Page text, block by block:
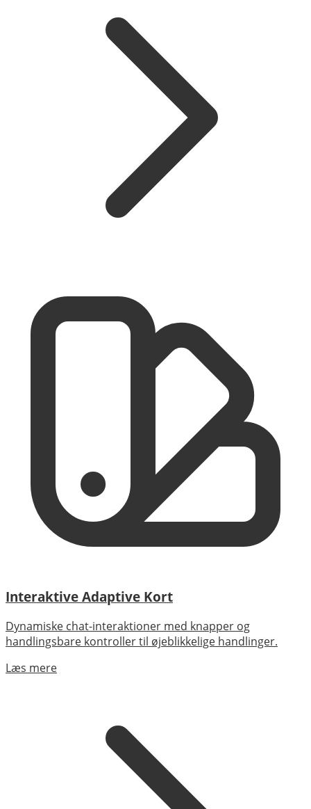
Interaktive Adaptive Kort
Dynamiske chat-interaktioner med knapper og
handlingsbare kontroller til øjeblikkelige handlinger.
Læs mere